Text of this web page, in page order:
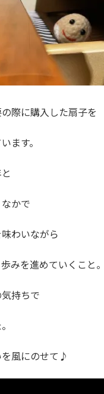
際に購入した扇子を
ます。
かで
わいながら
みを進めていくこと。
持ちで
風にのせて♪